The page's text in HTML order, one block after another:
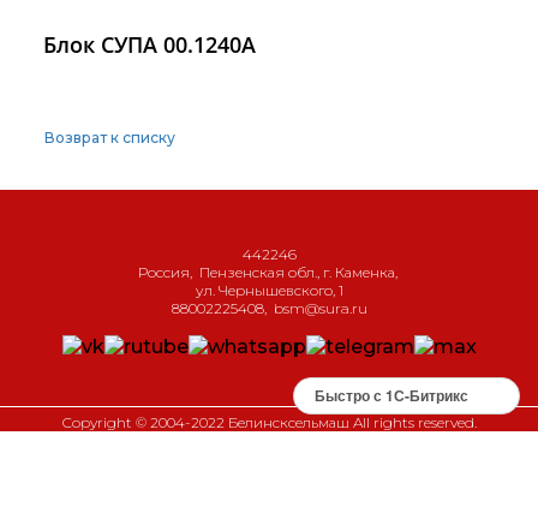
Блок СУПА 00.1240А
Возврат к списку
442246
Россия
Пензенская обл., г. Каменка
ул. Чернышевского, 1
88002225408, bsm@sura.ru
Copyright © 2004-2022 Белинсксельмаш All rights reserved.
Быстро с 1С-Битрикс